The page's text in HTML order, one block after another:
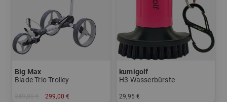
Big Max
Blade Trio Trolley
299,00 €
kumigolf
H3 Wasserbürste
29,95 €